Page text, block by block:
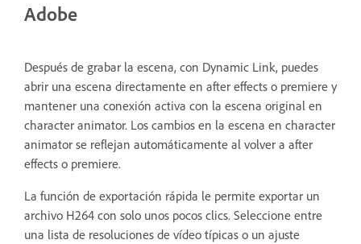
Adobe
Después de grabar la escena, con Dynamic Link, puedes
abrir una escena directamente en after effects o premiere y
mantener una conexión activa con la escena original en
character animator. Los cambios en la escena en character
animator se reflejan automáticamente al volver a after
effects o premiere.
La función de exportación rápida le permite exportar un
archivo H264 con solo unos pocos clics. Seleccione entre
una lista de resoluciones de vídeo típicas o un ajuste